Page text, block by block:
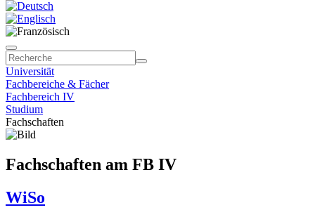
Universität
Fachbereiche & Fächer
Fachbereich IV
Studium
Fachschaften
Fachschaften am FB IV
WiSo